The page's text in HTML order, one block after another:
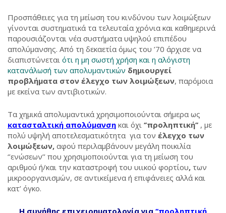
Προσπάθειες για τη μείωση του κινδύνου των λοιμώξεων
γίνονται συστηματικά τα τελευταία χρόνια και καθημερινά
παρουσιάζονται νέα συστήματα υψηλού επιπέδου
απολύμανσης. Από τη δεκαετία όμως του ’70 άρχισε να
διαπιστώνεται ότι η μη σωστή χρήση και η αλόγιστη
κατανάλωσή των απολυμαντικών δημιουργεί
προβλήματα στον έλεγχο των λοιμώξεων, παρόμοια
με εκείνα των αντιβιοτικών.
Τα χημικά απολυμαντικά χρησιμοποιούνται σήμερα ως
κατασταλτική απολύμανση και όχι ‘’προληπτική’’ , με
πολύ υψηλή αποτελεσματικότητα για τον έλεγχο των
λοιμώξεων, αφού περιλαμβάνουν μεγάλη ποικιλία
‘’ενώσεων’’ που χρησιμοποιούνται για τη μείωση του
αριθμού ή/και την καταστροφή του υιικού φορτίου, των
μικροοργανισμών, σε αντικείμενα ή επιφάνειες αλλά και
κατ’ όγκο.
Η συνήθης επιχειρηματολογία για ‘‘προληπτική